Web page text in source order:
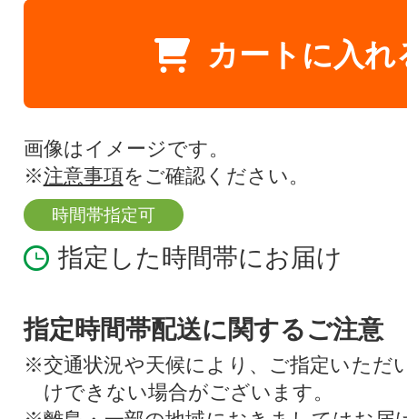
カートに入れ
画像はイメージです。
※注意事項をご確認ください。
時間帯指定可
指定した時間帯にお届け
指定時間帯配送に関するご注意
※交通状況や天候により、ご指定いただ
けできない場合がございます。